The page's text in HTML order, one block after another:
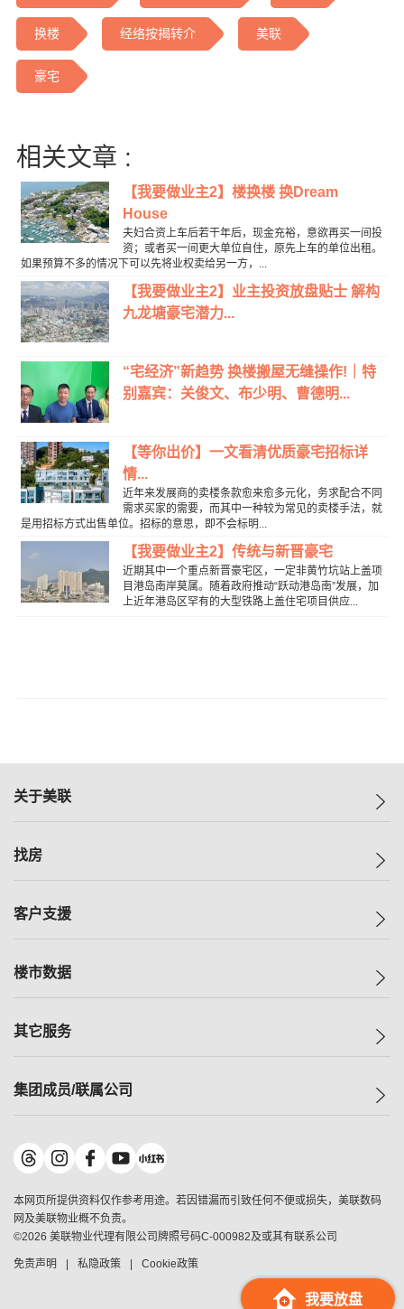
换楼 经络按揭转介 美联
豪宅
相关文章 :
【我要做业主2】楼换楼 换Dream
House
夫妇合资上车后若干年后，现金充裕，意欲再买一间投
资；或者买一间更大单位自住，原先上车的单位出租。
如果预算不多的情况下可以先将业权卖给另一方，...
【我要做业主2】业主投资放盘贴士 解构
九龙塘豪宅潜力...
“宅经济”新趋势 换楼搬屋无缝操作!｜特
别嘉宾：关俊文、布少明、曹德明...
【等你出价】一文看清优质豪宅招标详
情...
近年来发展商的卖楼条款愈来愈多元化，务求配合不同
需求买家的需要，而其中一种较为常见的卖楼手法，就
是用招标方式出售单位。招标的意思，即不会标明...
【我要做业主2】传统与新晋豪宅
近期其中一个重点新晋豪宅区，一定非黄竹坑站上盖项
目港岛南岸莫属。随着政府推动“跃动港岛南”发展，加
上近年港岛区罕有的大型铁路上盖住宅项目供应...
我要放盘
关于美联
美联集团
人才招募
找房
一手新房
减价
美联豪宅
独家楼盘
租房
客户支援
自助放盘
查询热线
按揭计算机
负担能力计算机
转按计算机
缴款方式
楼市数据
指数
历史成交
小区成交排行榜
地区百科
其它服务
小区专页
美联精英会
美善会
地产经纪人管理协会
申报已递交的购楼开盘
集团成员/联属公司
美联物业
鋑联控股*
美联工商铺*
美联中国
美联澳门
美联金融集团
本网页所提供资料仅作参考用途。若因错漏而引致任何不便或损失，美联数码
网及美联物业概不负责。
©2026 美联物业代理有限公司牌照号码C-000982及或其有联系公司
免责声明 私隐政策 Cookie政策